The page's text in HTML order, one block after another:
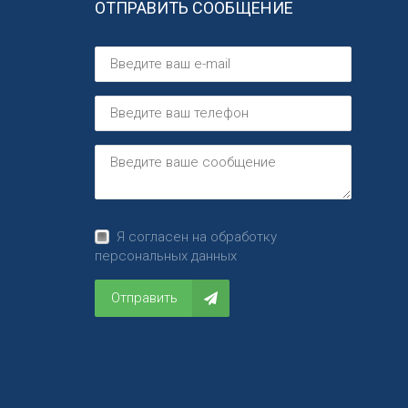
ОТПРАВИТЬ СООБЩЕНИЕ
Я согласен на обработку
персональных данных
Отправить